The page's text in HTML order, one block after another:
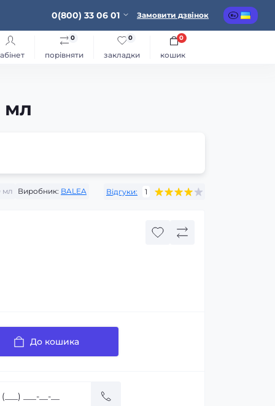
0(800) 33 06 01 Замовити дзвінок
порівняти
0
закладки
0
кошик
0
мл
мл Виробник: BALEA Відгуки: 1
До кошика